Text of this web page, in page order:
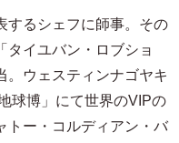
するシェフに師事。その
タイユバン・ロブショ
。ウェスティンナゴヤキ
球博」にて世界のVIPの
トー・コルディアン・バ